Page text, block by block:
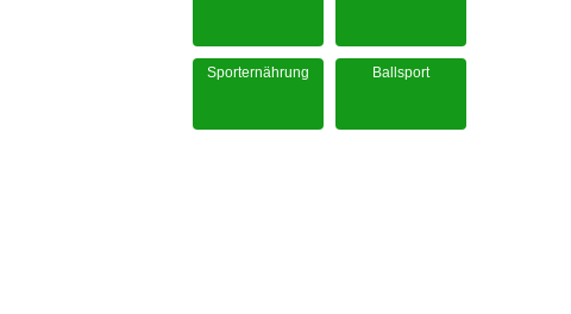
Sporternährung Ballsport